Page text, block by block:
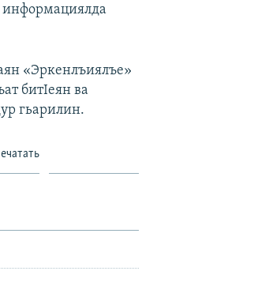
информациялда
«Эркенлъиялъе»
битIеян ва
гьарилин.